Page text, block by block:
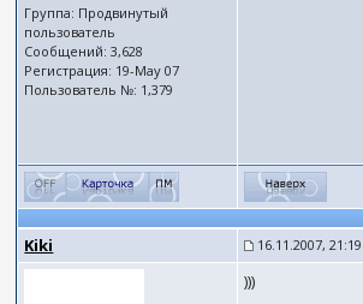
Группа: Продвинутый
пользователь
Сообщений: 3,628
Регистрация: 19-May 07
Пользователь №: 1,379
Kiki 16.11.2007, 21:19
)))